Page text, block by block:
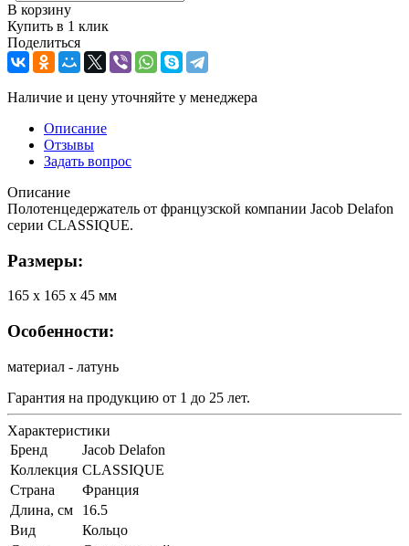
В корзину
Купить в 1 клик
Поделиться
Наличие и цену уточняйте у менеджера
Описание
Отзывы
Задать вопрос
Описание
Полотенцедержатель от французской компании Jacob Delafon
серии CLASSIQUE.
Размеры:
165 х 165 х 45 мм
Особенности:
материал - латунь
Гарантия на продукцию от 1 до 25 лет.
Характеристики
Бренд
Jacob Delafon
Коллекция CLASSIQUE
Страна
Франция
Длина, см
16.5
Вид
Кольцо